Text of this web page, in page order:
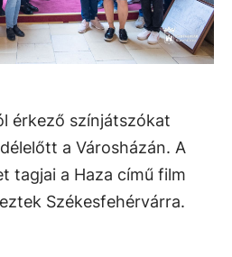
érkező színjátszókat
a Városházán. A
tagjai a Haza című film
Székesfehérvárra.